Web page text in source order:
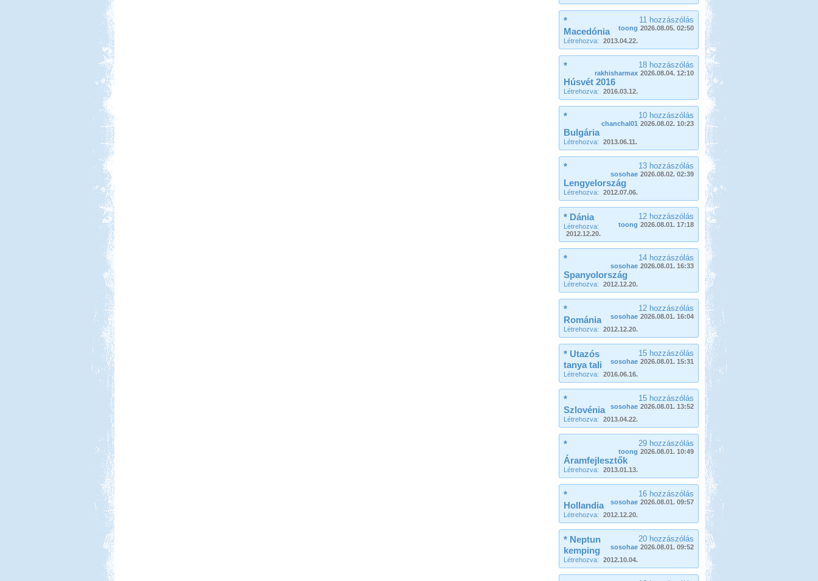
11 hozzászólás
toong 2026.08.05. 02:50
*
Macedónia
Létrehozva: 2013.04.22.
18 hozzászólás
rakhisharmax 2026.08.04. 12:10
*
Húsvét 2016
Létrehozva: 2016.03.12.
10 hozzászólás
chanchal01 2026.08.02. 10:23
*
Bulgária
Létrehozva: 2013.06.11.
13 hozzászólás
sosohae 2026.08.02. 02:39
*
Lengyelország
Létrehozva: 2012.07.06.
12 hozzászólás
toong 2026.08.01. 17:18
* Dánia
Létrehozva:
2012.12.20.
14 hozzászólás
sosohae 2026.08.01. 16:33
*
Spanyolország
Létrehozva: 2012.12.20.
12 hozzászólás
sosohae 2026.08.01. 16:04
*
Románia
Létrehozva: 2012.12.20.
15 hozzászólás
sosohae 2026.08.01. 15:31
* Utazós
tanya tali
Létrehozva: 2016.06.16.
15 hozzászólás
sosohae 2026.08.01. 13:52
*
Szlovénia
Létrehozva: 2013.04.22.
29 hozzászólás
toong 2026.08.01. 10:49
*
Áramfejlesztők
Létrehozva: 2013.01.13.
16 hozzászólás
sosohae 2026.08.01. 09:57
*
Hollandia
Létrehozva: 2012.12.20.
20 hozzászólás
sosohae 2026.08.01. 09:52
* Neptun
kemping
Létrehozva: 2012.10.04.